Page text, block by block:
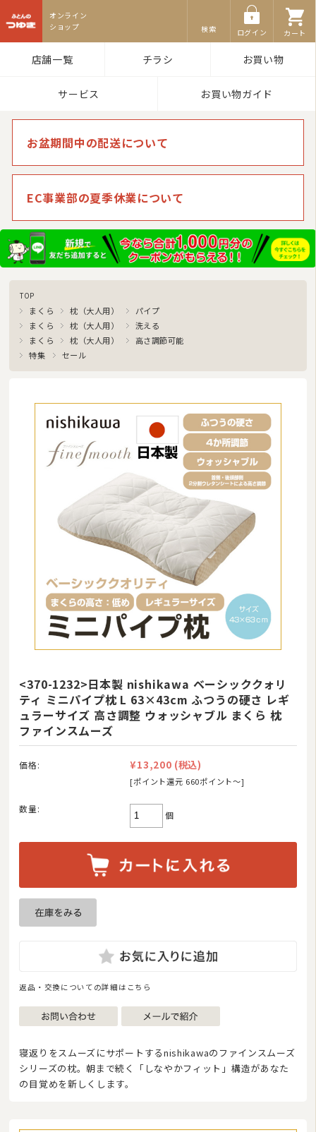
検索 ログイン カート
店舗一覧 チラシ お買い物
サービス お買い物ガイド
お盆期間中の配送について
EC事業部の夏季休業について
TOP
まくら 枕（大人用）
パイプ
まくら
枕（大人用）
洗える
まくら
枕（大人用）
高さ調節可能
特集
セール
<370-1232>日本製 nishikawa ベーシッククォリ
ティ ミニパイプ枕 L 63×43cm ふつうの硬さ レギ
ュラーサイズ 高さ調整 ウォッシャブル まくら 枕
ファインスムーズ
価格: ¥13,200 (税込)
[ポイント還元 660ポイント〜]
数量:
個
返品・交換についての詳細はこちら
寝返りをスムーズにサポートするnishikawaのファインスムーズ
シリーズの枕。朝まで続く「しなやかフィット」構造があなた
の目覚めを新しくします。
羽毛布団
湿気対策マット・除湿シート
敷きパッド
タオルケット・ガーゼケット